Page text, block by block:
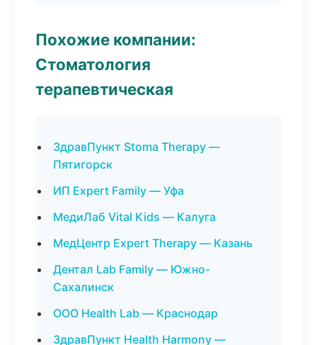
Похожие компании:
Стоматология
терапевтическая
ЗдравПункт Stoma Therapy —
Пятигорск
ИП Expert Family — Уфа
МедиЛаб Vital Kids — Калуга
МедЦентр Expert Therapy — Казань
Дентал Lab Family — Южно-
Сахалинск
ООО Health Lab — Краснодар
ЗдравПункт Health Harmony —